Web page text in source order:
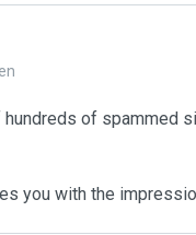
of spammed
you with the